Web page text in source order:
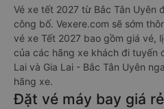
Vé xe tết 2027 từ Bắc Tân Uyên
công bố. Vexere.com sẽ sớm
vé xe Tết 2027 bao gồm giá vé,
của các hãng xe khách đi tuyến
Lai và Gia Lai - Bắc Tân Uyên
hãng xe.
Đặt vé máy bay giá